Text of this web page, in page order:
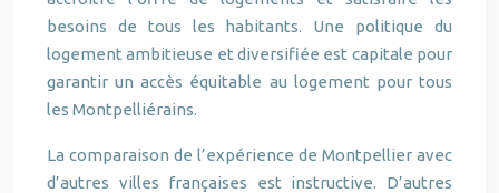
besoins de tous les habitants. Une politique du
logement ambitieuse et diversifiée est capitale pour
garantir un accès équitable au logement pour tous
les Montpelliérains.
La comparaison de l’expérience de Montpellier avec
d’autres villes françaises est instructive. D’autres